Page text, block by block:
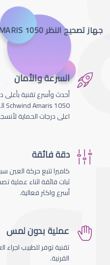
جهاز تصحيح النظر SCHWIND AMARIS 1050
السرعة والأمان
أحدث وأسرع تقنية بأعلى
اعلى درجات الحماية
دقة فائقة
ثبات فائقة اثناء عملية
أسرع واكثر فعالية.
عملية بدون لمس
تقنية توفر للطبيب
القرنية.